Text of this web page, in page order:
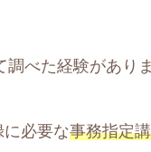
べた経験がありま
必要な事務指定